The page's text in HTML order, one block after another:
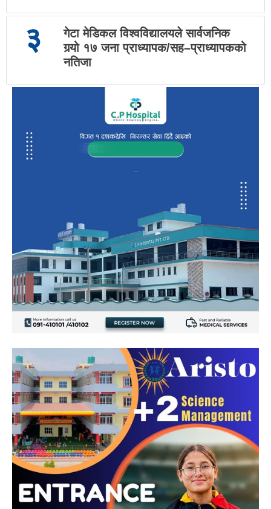
३
गेटा मेडिकल विश्वविद्यालयले सार्वजनिक
गर्‍यो १७ जना प्राध्यापक/सह–प्राध्यापकको
नतिजा